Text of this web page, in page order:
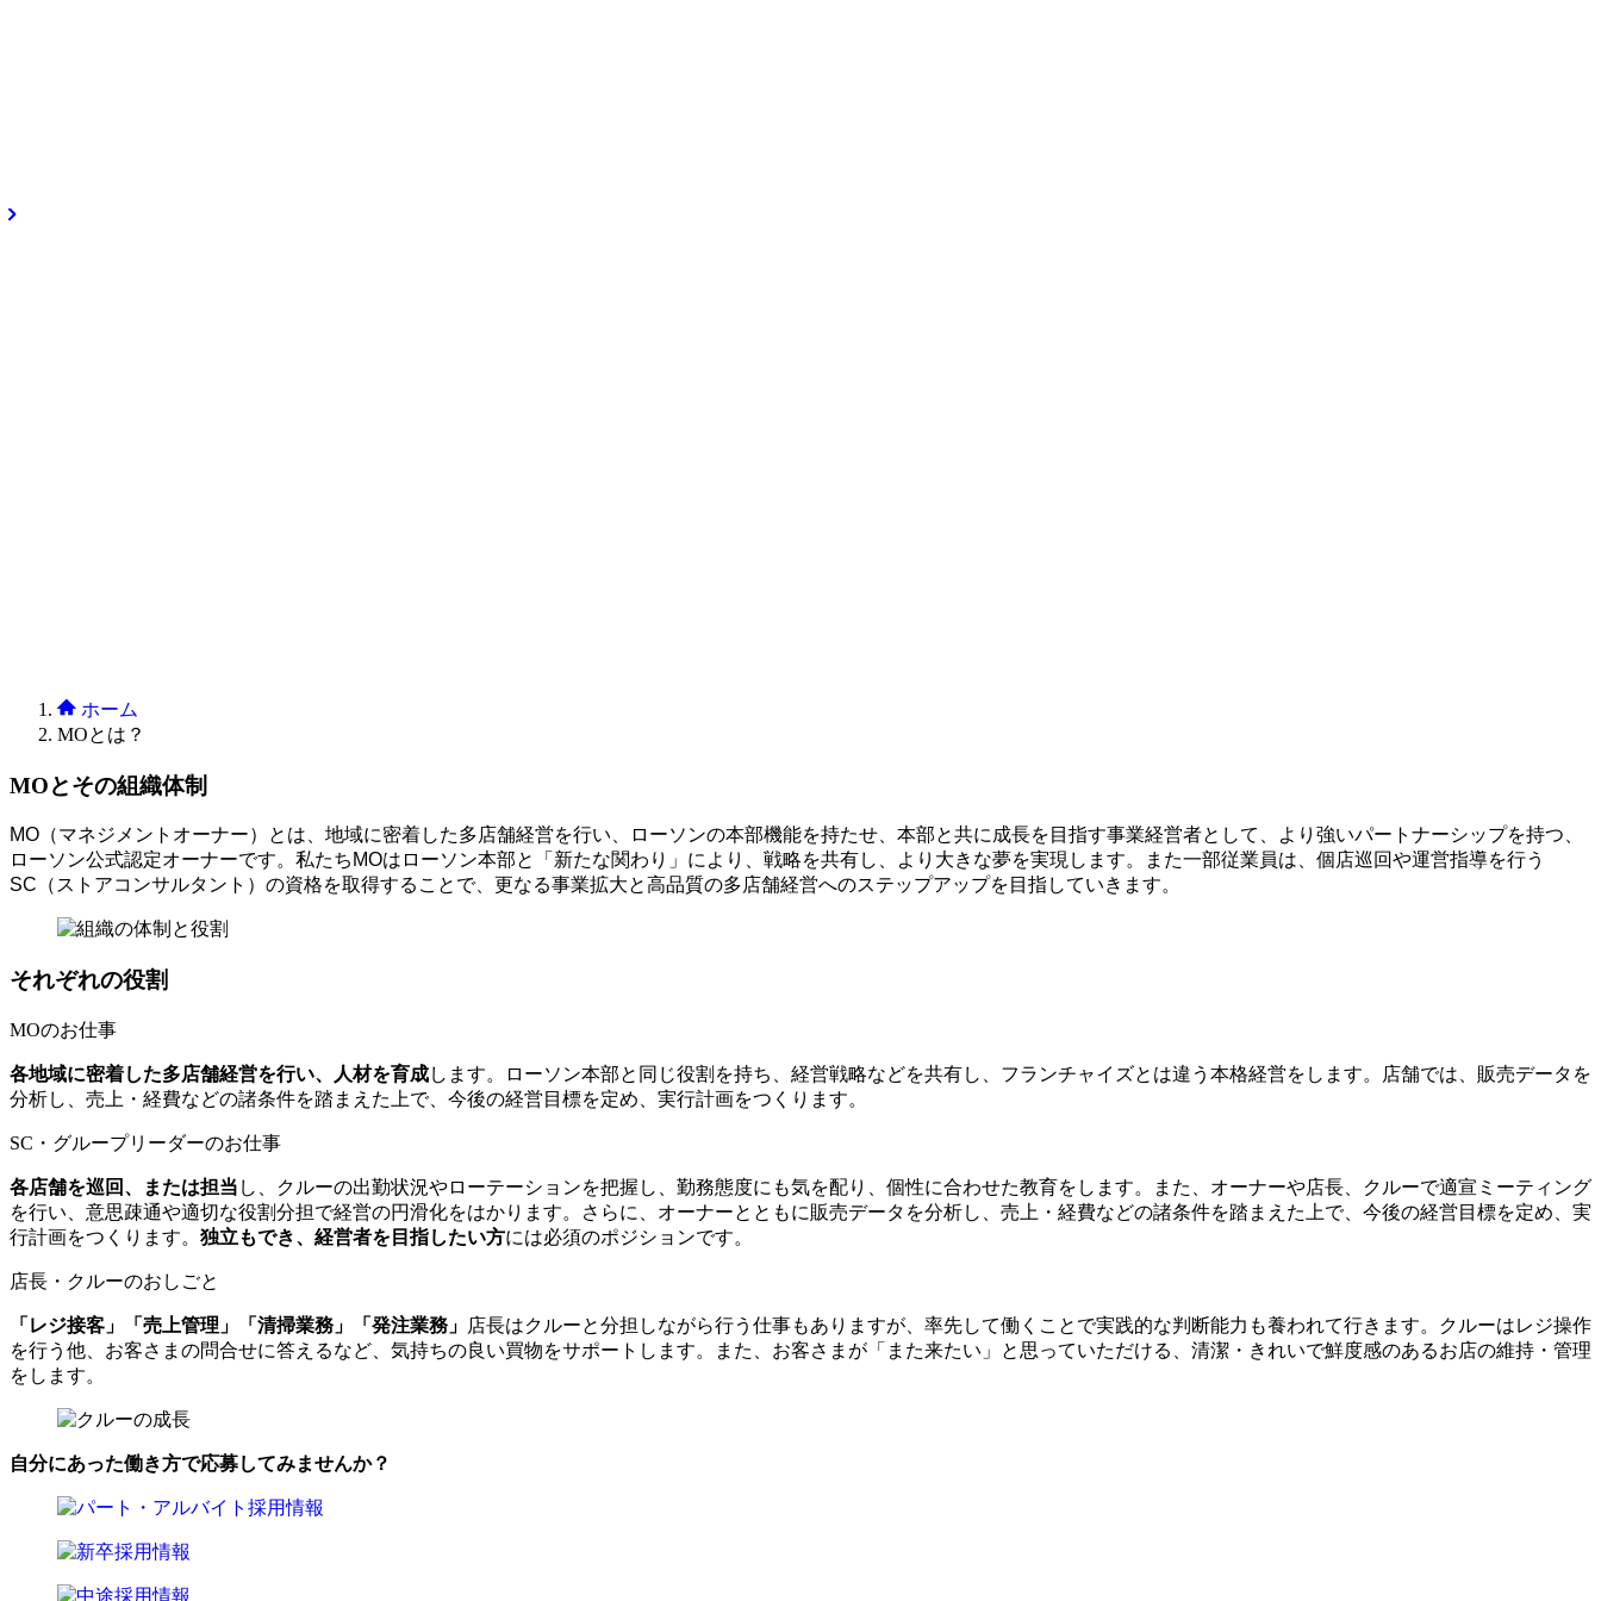
ホーム
MOとは？
MOとその組織体制
MO（マネジメントオーナー）とは、地域に密着した多店舗経営を行い、ローソンの本部機能を持たせ、本部と共に成長を目指す事業経営者として、より強いパートナーシップを持つ、
ローソン公式認定オーナーです。私たちMOはローソン本部と「新たな関わり」により、戦略を共有し、より大きな夢を実現します。また一部従業員は、個店巡回や運営指導を行う
SC（ストアコンサルタント）の資格を取得することで、更なる事業拡大と高品質の多店舗経営へのステップアップを目指していきます。
それぞれの役割
MOのお仕事
各地域に密着した多店舗経営を行い、人材を育成します。ローソン本部と同じ役割を持ち、経営戦略などを共有し、フランチャイズとは違う本格経営をします。店舗では、販売データを
分析し、売上・経費などの諸条件を踏まえた上で、今後の経営目標を定め、実行計画をつくります。
SC・グループリーダーのお仕事
各店舗を巡回、または担当 し、クルーの出勤状況やローテーションを把握し、勤務態度にも気を配り、個性に合わせた教育をします。また、オーナーや店長、クルーで適宣ミーティング
を行い、意思疎通や適切な役割分担で経営の円滑化をはかります。さらに、オーナーとともに販売データを分析し、売上・経費などの諸条件を踏まえた上で、今後の経営目標を定め、実
行計画をつくります。 独立もでき、経営者を目指したい方には必須のポジションです。
店長・クルーのおしごと
「レジ接客」「売上管理」「清掃業務」「発注業務」 店長はクルーと分担しながら行う仕事もありますが、率先して働くことで実践的な判断能力も養われて行きます。クルーはレジ操作
を行う他、お客さまの問合せに答えるなど、気持ちの良い買物をサポートします。また、お客さまが「また来たい」と思っていただける、清潔・きれいで鮮度感のあるお店の維持・管理
をします。
自分にあった働き方で応募してみませんか？